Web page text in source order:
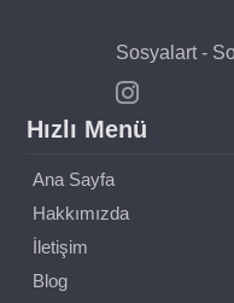
Sosyalart -
Hızlı Menü
Ana Sayfa
Hakkımızda
İletişim
Blog